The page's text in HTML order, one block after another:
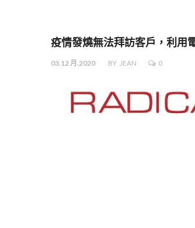
疫情發燒無法拜訪客戶，利用
03.12 月.2020 BY JEAN 0